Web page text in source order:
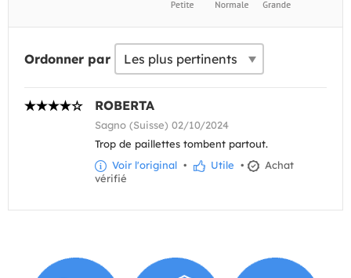
Ordonner par
ROBERTA
Sagno (Suisse) 02/10/2024
Trop de paillettes tombent partout.
Voir l'original • Utile •
Achat
vérifié